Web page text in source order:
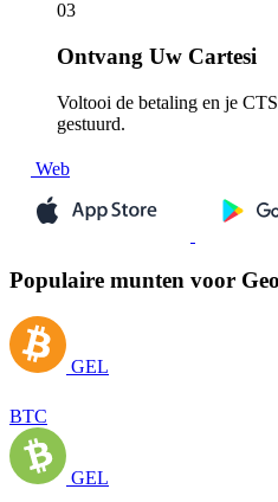
03
Ontvang Uw Cartesi
Voltooi de betaling en je
gestuurd.
Web
Populaire munten voor
GEL
BTC
GEL